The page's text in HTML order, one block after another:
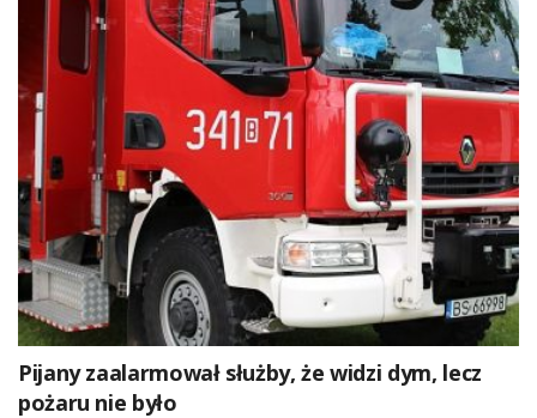
Pijany zaalarmował służby, że widzi dym, lecz
pożaru nie było